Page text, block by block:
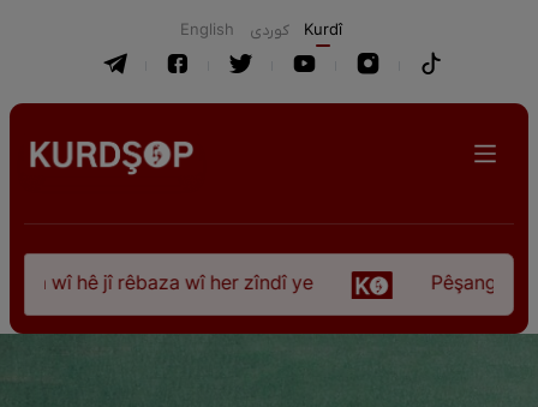
English كوردی Kurdî
hê jî rêbaza wî her zîndî ye Pêşangeha